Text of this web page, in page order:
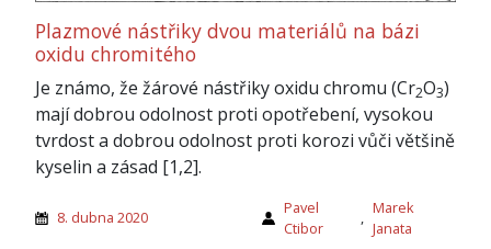
Plazmové nástřiky dvou materiálů na bázi
oxidu chromitého
Je známo, že žárové nástřiky oxidu chromu (Cr2O3)
mají dobrou odolnost proti opotřebení, vysokou
tvrdost a dobrou odolnost proti korozi vůči většině
kyselin a zásad [1,2].
8. dubna 2020
Pavel
Ctibor
,
Marek
Janata